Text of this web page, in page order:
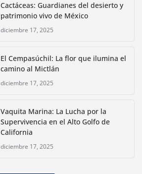
Cactáceas: Guardianes del desierto y
patrimonio vivo de México
diciembre 17, 2025
El Cempasúchil: La flor que ilumina el
camino al Mictlán
diciembre 17, 2025
Vaquita Marina: La Lucha por la
Supervivencia en el Alto Golfo de
California
diciembre 17, 2025